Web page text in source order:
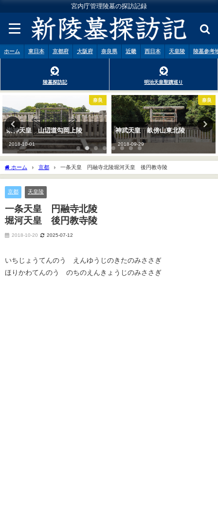
宮内庁管理陵墓の探訪記録
ホーム 東日本 京都府 大阪府 奈良県 近畿 西日本 天皇陵 陵墓参考
陵墓探訪記 明治天皇聖蹟巡り
奈良
神武天皇 畝傍山東北陵
2018-09-29
奈良
安寧天皇 畝傍山西南御陰井上陵
2018-09-29
ホーム 京都 一条天皇 円融寺北陵堀河天皇 後円教寺陵
京都 天皇陵
一条天皇 円融寺北陵
堀河天皇 後円教寺陵
2018-10-20 2025-07-12
いちじょうてんのう えんゆうじのきたのみささぎ
ほりかわてんのう のちのえんきょうじのみささぎ